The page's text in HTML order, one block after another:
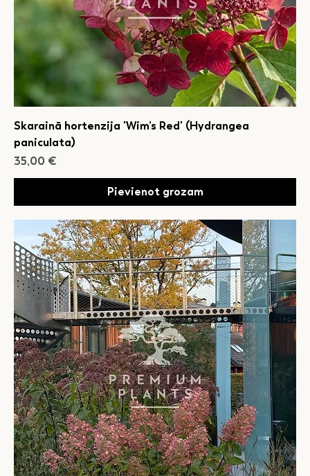
Skarainā hortenzija 'Wim’s Red' (Hydrangea
paniculata)
Cena
35,00 €
Pievienot grozam